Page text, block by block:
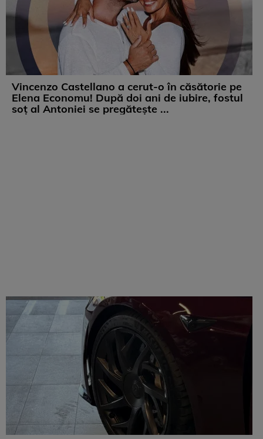
Vincenzo Castellano a cerut-o în căsătorie pe
Elena Economu! După doi ani de iubire, fostul
soț al Antoniei se pregătește ...